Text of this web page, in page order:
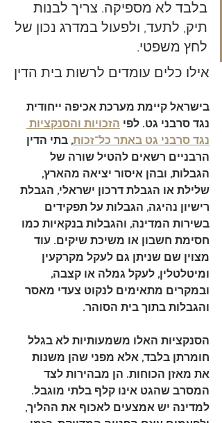
בלבד לא מספיקה. צריך לבנות
תיק, לתעד, ולפעול במדרג נכון של
לחץ משפטי.
אילו כלים עומדים לרשות בית הדין
בישראל קיימת מערכת אכיפה ייחודית
נגד סרבני גט. לפי הזכויות והסנקציות
נגד סרבני גט באתר כל־זכות, בתי הדין
הרבניים רשאים להטיל שורה של
הגבלות, ובהן איסור יציאה מהארץ,
שלילת או הגבלת דרכון ישראלי, הגבלת
רישיון נהיגה, הגבלות על תפקידים
בשירות המדינה, והגבלות בנקאיות כמו
חסימת חשבון או משיכת שיקים. עוד
מצוין שם שניתן גם לעקל מקרקעין
ומיטלטלין, לעקל גמלה או קצבה,
ובמקרים מתאימים לנקוט צעדי מאסר
והגבלות בתוך בית הסוהר.
הסנקציות האלו משמעותיות לא בגלל
חומרתן בלבד, אלא מפני שהן משנות
את מאזן הכוחות. הן מבהירות לצד
המסרב שהגט אינו קלף בלתי מוגבל.
למדינה יש אמצעים לאכוף את ההליך,